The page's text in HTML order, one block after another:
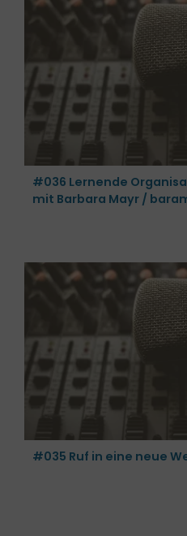
#036 Lernende
mit Barbara Mayr /
#035 Ruf in eine neue